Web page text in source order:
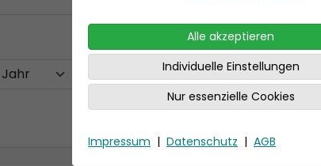
Alle akzeptieren
Individuelle Einstellungen
Nur essenzielle Cookies
Impressum | Datenschutz | AGB